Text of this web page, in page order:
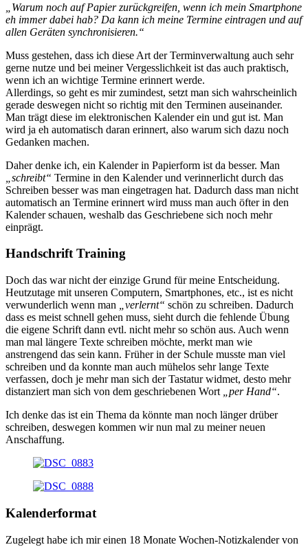
„Warum noch auf Papier zurückgreifen, wenn ich mein Smartphone
eh immer dabei hab? Da kann ich meine Termine eintragen und auf
allen Geräten synchronisieren.“
Muss gestehen, dass ich diese Art der Terminverwaltung auch sehr
gerne nutze und bei meiner Vergesslichkeit ist das auch praktisch,
wenn ich an wichtige Termine erinnert werde.
Allerdings, so geht es mir zumindest, setzt man sich wahrscheinlich
gerade deswegen nicht so richtig mit den Terminen auseinander.
Man trägt diese im elektronischen Kalender ein und gut ist. Man
wird ja eh automatisch daran erinnert, also warum sich dazu noch
Gedanken machen.
Daher denke ich, ein Kalender in Papierform ist da besser. Man
„schreibt“ Termine in den Kalender und verinnerlicht durch das
Schreiben besser was man eingetragen hat. Dadurch dass man nicht
automatisch an Termine erinnert wird muss man auch öfter in den
Kalender schauen, weshalb das Geschriebene sich noch mehr
einprägt.
Handschrift Training
Doch das war nicht der einzige Grund für meine Entscheidung.
Heutzutage mit unseren Computern, Smartphones, etc., ist es nicht
verwunderlich wenn man
„verlernt“ schön zu schreiben. Dadurch
dass es meist schnell gehen muss, sieht durch die fehlende Übung
die eigene Schrift dann evtl. nicht mehr so schön aus. Auch wenn
man mal längere Texte schreiben möchte, merkt man wie
anstrengend das sein kann. Früher in der Schule musste man viel
schreiben und da konnte man auch mühelos sehr lange Texte
verfassen, doch je mehr man sich der Tastatur widmet, desto mehr
distanziert man sich von dem geschriebenen Wort
„per Hand“.
Ich denke das ist ein Thema da könnte man noch länger drüber
schreiben, deswegen kommen wir nun mal zu meiner neuen
Anschaffung.
Kalenderformat
Zugelegt habe ich mir einen 18 Monate Wochen-Notizkalender von